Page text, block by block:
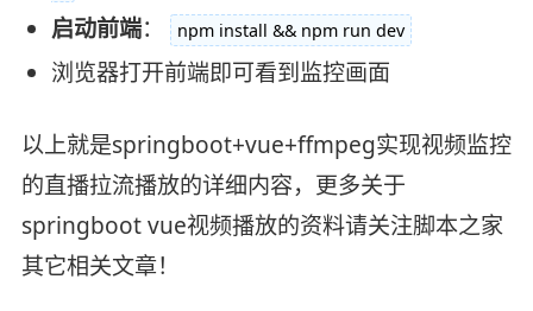
启动前端： npm install && npm run dev
浏览器打开前端即可看到监控画面
以上就是springboot+vue+ffmpeg实现视频监控
的直播拉流播放的详细内容，更多关于
springboot vue视频播放的资料请关注脚本之家
其它相关文章！